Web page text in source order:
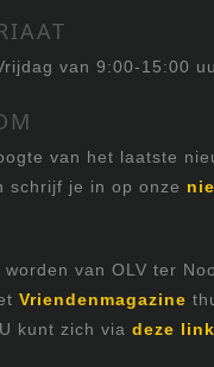
van 9:00-15:00
van het laatste
schrijf je in op onze
van OLV ter
Vriendenmagazine
kunt zich viadeze link